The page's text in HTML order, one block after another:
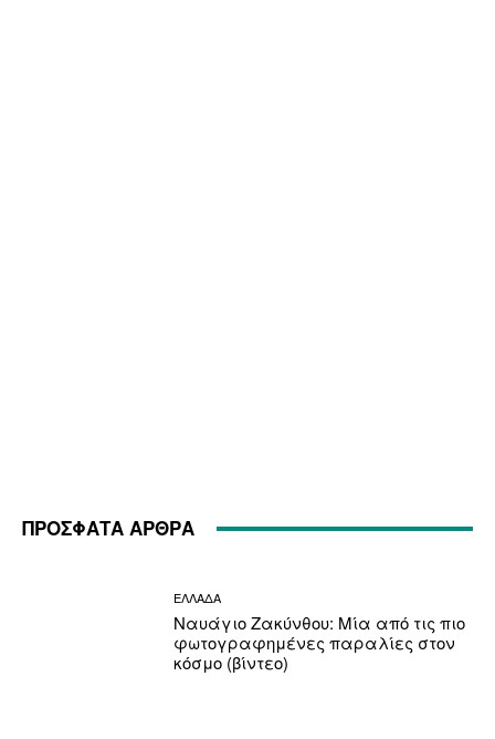
ΠΡΟΣΦΑΤΑ ΑΡΘΡΑ
ΕΛΛΑΔΑ
Ναυάγιο Ζακύνθου: Μία από τις πιο
φωτογραφημένες παραλίες στον
κόσμο (βίντεο)